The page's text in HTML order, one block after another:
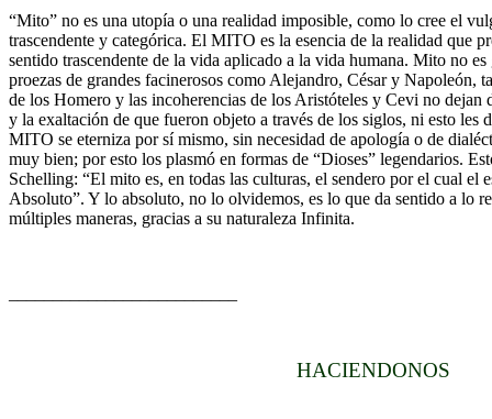
“Mito” no es una utopía o una realidad imposible, como lo cree el
trascendente y categórica. El MITO es la esencia de la realidad que
sentido trascendente de la vida aplicado a la vida humana. Mito no
proezas de grandes facinerosos como Alejandro, César y Napoleón,
de los Homero y las incoherencias de los Aristóteles y Cevi no
y la exaltación de que fueron objeto a través de los siglos, ni esto
MITO se eterniza por sí mismo, sin necesidad de apología o de
muy bien; por esto los plasmó en formas de “Dioses” legendarios.
Schelling: “El mito es, en todas las culturas, el sendero por el cual el
Absoluto”. Y lo absoluto, no lo olvidemos, es lo que da sentido a lo
múltiples maneras, gracias a su naturaleza Infinita.
HACIENDONOS